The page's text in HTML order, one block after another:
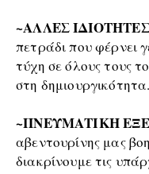
~ΑΛΛΕΣ
πετράδι που φέρνει
τύχη σε όλους τους
στη δημιουργικότητα.
~ΠΝΕΥΜΑΤΙΚΗ
αβεντουρίνης μας
διακρίνουμε τις